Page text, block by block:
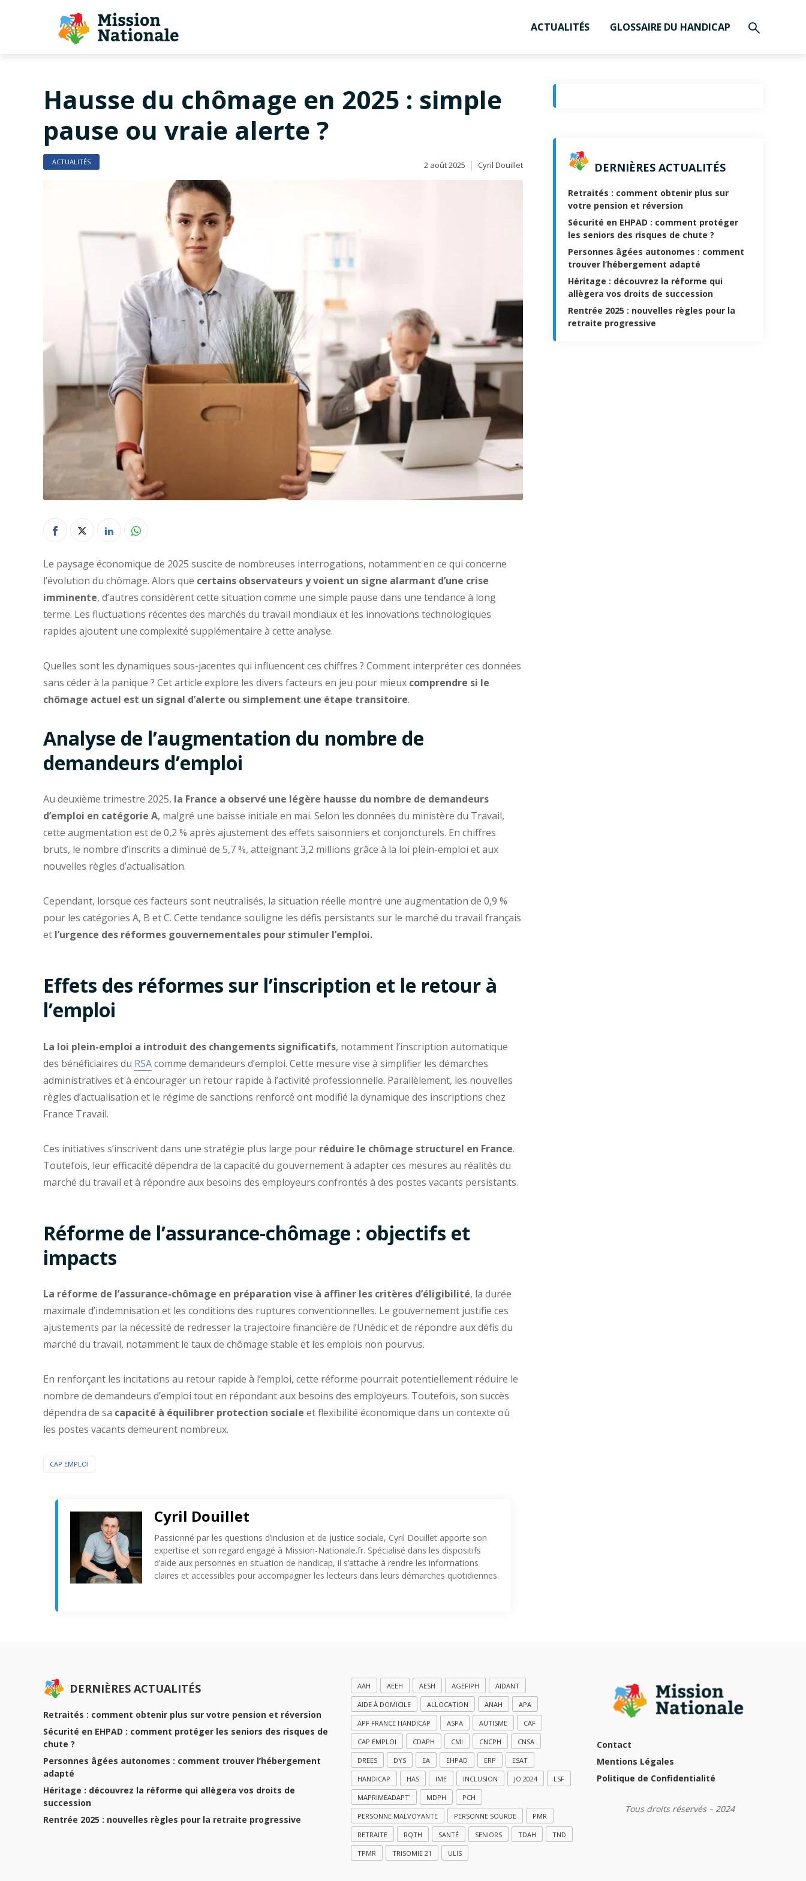
ACTUALITÉS GLOSSAIRE DU HANDICAP
Hausse du chômage en 2025 : simple
pause ou vraie alerte ?
ACTUALITÉS 2 août 2025 Cyril Douillet
Le paysage économique de 2025 suscite de nombreuses interrogations, notamment en ce qui concerne
l’évolution du chômage. Alors que certains observateurs y voient un signe alarmant d’une crise
imminente, d’autres considèrent cette situation comme une simple pause dans une tendance à long
terme. Les fluctuations récentes des marchés du travail mondiaux et les innovations technologiques
rapides ajoutent une complexité supplémentaire à cette analyse.
Quelles sont les dynamiques sous-jacentes qui influencent ces chiffres ? Comment interpréter ces données
sans céder à la panique ? Cet article explore les divers facteurs en jeu pour mieux comprendre si le
chômage actuel est un signal d’alerte ou simplement une étape transitoire.
Analyse de l’augmentation du nombre de
demandeurs d’emploi
Au deuxième trimestre 2025, la France a observé une légère hausse du nombre de demandeurs
d’emploi en catégorie A, malgré une baisse initiale en mai. Selon les données du ministère du Travail,
cette augmentation est de 0,2 % après ajustement des effets saisonniers et conjoncturels. En chiffres
bruts, le nombre d’inscrits a diminué de 5,7 %, atteignant 3,2 millions grâce à la loi plein-emploi et aux
nouvelles règles d’actualisation.
Cependant, lorsque ces facteurs sont neutralisés, la situation réelle montre une augmentation de 0,9 %
pour les catégories A, B et C. Cette tendance souligne les défis persistants sur le marché du travail français
et l’urgence des réformes gouvernementales pour stimuler l’emploi.
Effets des réformes sur l’inscription et le retour à
l’emploi
La loi plein-emploi a introduit des changements significatifs, notamment l’inscription automatique
des bénéficiaires du RSAcomme demandeurs d’emploi. Cette mesure vise à simplifier les démarches
administratives et à encourager un retour rapide à l’activité professionnelle. Parallèlement, les nouvelles
règles d’actualisation et le régime de sanctions renforcé ont modifié la dynamique des inscriptions chez
France Travail.
Ces initiatives s’inscrivent dans une stratégie plus large pour réduire le chômage structurel en France.
Toutefois, leur efficacité dépendra de la capacité du gouvernement à adapter ces mesures au réalités du
marché du travail et à répondre aux besoins des employeurs confrontés à des postes vacants persistants.
Réforme de l’assurance-chômage : objectifs et
impacts
La réforme de l’assurance-chômage en préparation vise à affiner les critères d’éligibilité, la durée
maximale d’indemnisation et les conditions des ruptures conventionnelles. Le gouvernement justifie ces
ajustements par la nécessité de redresser la trajectoire financière de l’Unédic et de répondre aux défis du
marché du travail, notamment le taux de chômage stable et les emplois non pourvus.
En renforçant les incitations au retour rapide à l’emploi, cette réforme pourrait potentiellement réduire le
nombre de demandeurs d’emploi tout en répondant aux besoins des employeurs. Toutefois, son succès
dépendra de sa capacité à équilibrer protection sociale et flexibilité économique dans un contexte où
les postes vacants demeurent nombreux.
CAP EMPLOI
Cyril Douillet
Passionné par les questions d’inclusion et de justice sociale, Cyril Douillet apporte son
expertise et son regard engagé à Mission-Nationale.fr. Spécialisé dans les dispositifs
d’aide aux personnes en situation de handicap, il s’attache à rendre les informations
claires et accessibles pour accompagner les lecteurs dans leurs démarches quotidiennes.
DERNIÈRES ACTUALITÉS
Retraités : comment obtenir plus sur
votre pension et réversion
Sécurité en EHPAD : comment protéger
les seniors des risques de chute ?
Personnes âgées autonomes : comment
trouver l’hébergement adapté
Héritage : découvrez la réforme qui
allègera vos droits de succession
Rentrée 2025 : nouvelles règles pour la
retraite progressive
DERNIÈRES ACTUALITÉS
Retraités : comment obtenir plus sur votre pension et réversion
Sécurité en EHPAD : comment protéger les seniors des risques de
chute ?
Personnes âgées autonomes : comment trouver l’hébergement
adapté
Héritage : découvrez la réforme qui allègera vos droits de
succession
Rentrée 2025 : nouvelles règles pour la retraite progressive
AAH AEEH AESH AGEFIPH AIDANT
AIDE À DOMICILE ALLOCATION ANAH APA
APF FRANCE HANDICAP ASPA AUTISME CAF
CAP EMPLOI CDAPH CMI CNCPH CNSA
DREES DYS EA EHPAD ERP ESAT
HANDICAP HAS IME INCLUSION JO 2024 LSF
MAPRIMEADAPT' MDPH PCH
PERSONNE MALVOYANTE PERSONNE SOURDE PMR
RETRAITE RQTH SANTÉ SENIORS TDAH TND
TPMR TRISOMIE 21 ULIS
Contact
Mentions Légales
Politique de Confidentialité
Tous droits réservés – 2024